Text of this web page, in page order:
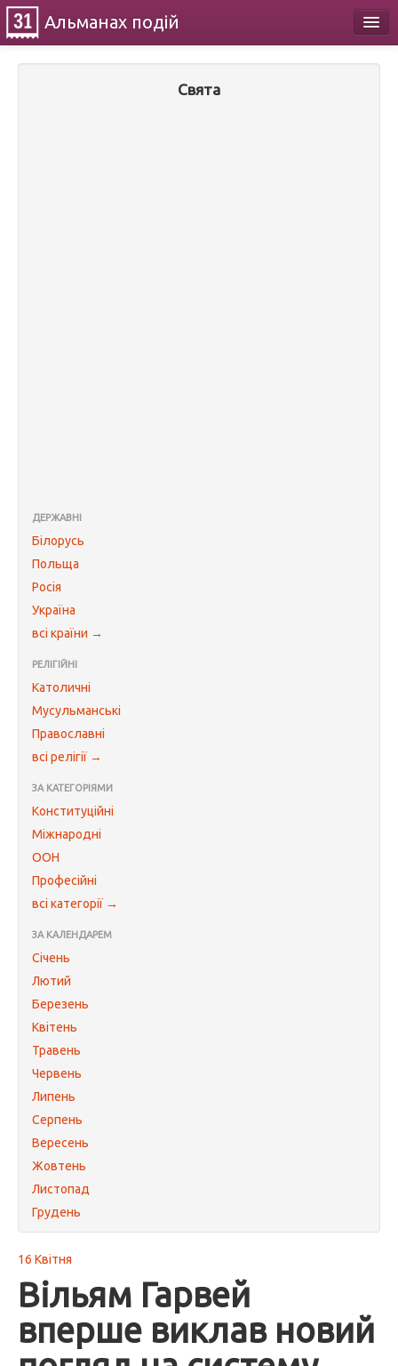
Альманах подій
Свята
ДЕРЖАВНІ
Білорусь
Польща
Росія
Україна
всі країни →
РЕЛІГІЙНІ
Католичні
Мусульманські
Православні
всі релігії →
ЗА КАТЕГОРІЯМИ
Конституційні
Міжнародні
ООН
Професійні
всі категорії →
ЗА КАЛЕНДАРЕМ
Січень
Лютий
Березень
Квітень
Травень
Червень
Липень
Серпень
Вересень
Жовтень
Листопад
Грудень
16 Квітня
Вільям Гарвей
вперше виклав новий